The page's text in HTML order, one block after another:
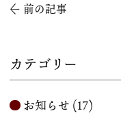
← 前の記事
カテゴリー
お知らせ (17)